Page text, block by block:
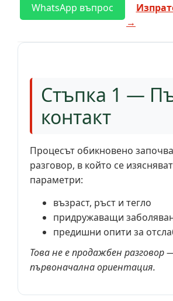
WhatsApp въпрос
→
Стъпка 1 —
контакт
Процесът обикновено
разговор, в който се
параметри:
възраст, ръст и тегло
придружаващи
предишни опити за
Това не е продажбен разговор
първоначална ориентация.